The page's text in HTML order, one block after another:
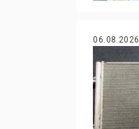
06.08.2026